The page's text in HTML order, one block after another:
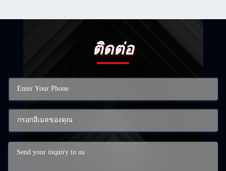
ติดต่อ